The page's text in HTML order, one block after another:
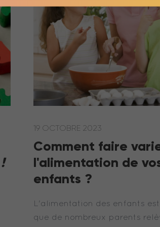
19 OCTOBRE 2023
Comment faire
l'alimentation de
enfants ?
L'alimentation des enfants
que de nombreux parents